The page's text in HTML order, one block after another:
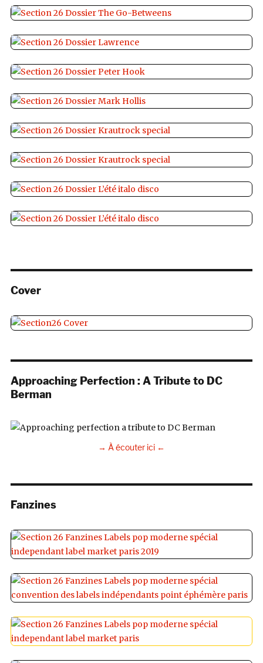
Cover
Approaching Perfection : A Tribute to DC
Berman
→ À écouter ici ←
Fanzines